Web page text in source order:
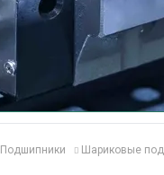
Подшипники Шариковые